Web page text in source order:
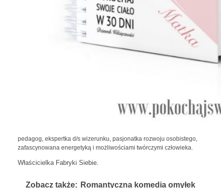
pedagog, ekspertka d/s wizerunku, pasjonatka rozwoju osobistego,
zafascynowana energetyką i możliwościami twórczymi człowieka.
Właścicielka Fabryki Siebie.
Zobacz także: Romantyczna komedia omyłek